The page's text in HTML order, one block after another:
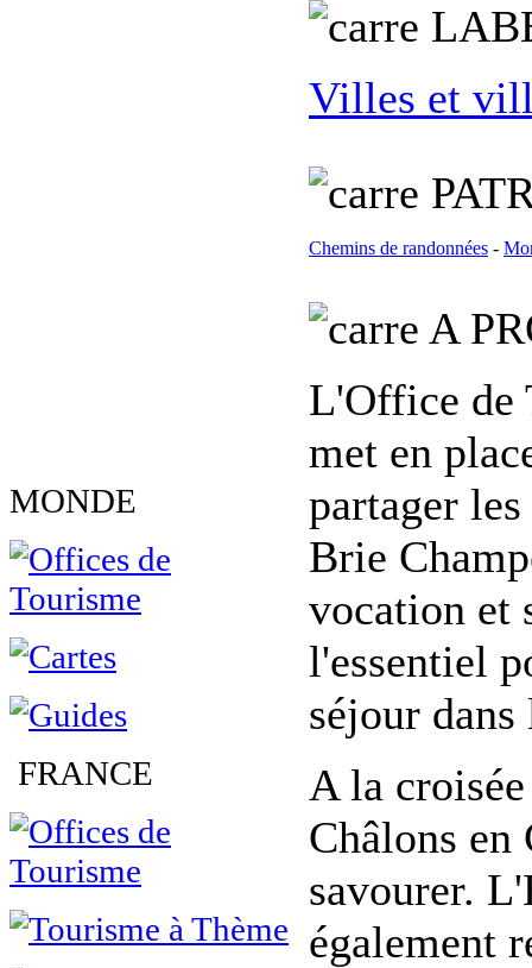
MONDE
FRANCE
L
Villes et
Chemins de randonnées -
A
L'Office de
met en
partager
Brie
vocation et
l'essentiel
séjour
A la
Châlons en
savourer.
également